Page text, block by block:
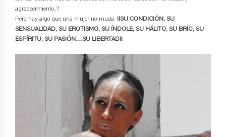
agradecimiento.?
Pero hay algo que una mujer no muda: ¡¡SU CONDICIÓN, SU
SENSUALIDAD, SU EROTISMO, SU ÍNDOLE, SU HÁLITO, SU BRÍO, SU
ESPÍRITU, SU PASIÓN…SU LIBERTAD!!